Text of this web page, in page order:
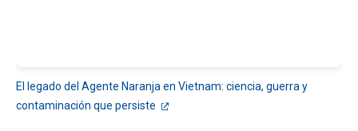
El legado del Agente Naranja en Vietnam: ciencia, guerra y
contaminación que persiste